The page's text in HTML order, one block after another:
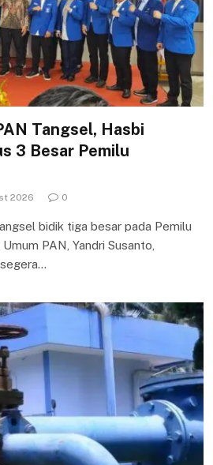
Tangsel, Hasbi
3 Besar Pemilu
2026 0
bidik tiga besar pada Pemilu
PAN, Yandri Susanto,